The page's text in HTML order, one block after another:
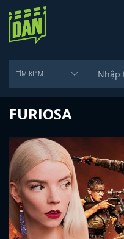
FURIOSA